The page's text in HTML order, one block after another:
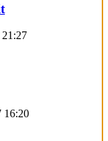
21:27
16:20